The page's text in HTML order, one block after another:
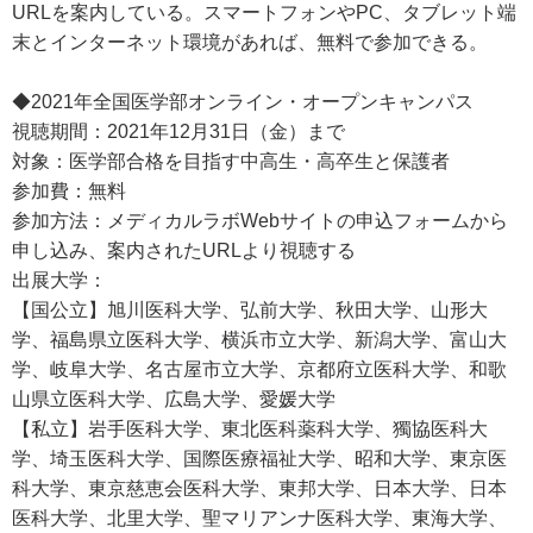
URLを案内している。スマートフォンやPC、タブレット端
末とインターネット環境があれば、無料で参加できる。
◆2021年全国医学部オンライン・オープンキャンパス
視聴期間：2021年12月31日（金）まで
対象：医学部合格を目指す中高生・高卒生と保護者
参加費：無料
参加方法：メディカルラボWebサイトの申込フォームから
申し込み、案内されたURLより視聴する
出展大学：
【国公立】旭川医科大学、弘前大学、秋田大学、山形大
学、福島県立医科大学、横浜市立大学、新潟大学、富山大
学、岐阜大学、名古屋市立大学、京都府立医科大学、和歌
山県立医科大学、広島大学、愛媛大学
【私立】岩手医科大学、東北医科薬科大学、獨協医科大
学、埼玉医科大学、国際医療福祉大学、昭和大学、東京医
科大学、東京慈恵会医科大学、東邦大学、日本大学、日本
医科大学、北里大学、聖マリアンナ医科大学、東海大学、